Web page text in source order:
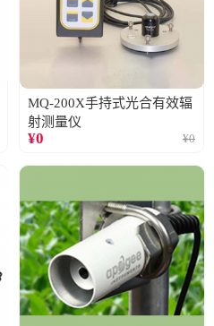
MQ-200X手持式光合有效辐
射测量仪
¥0 ¥0